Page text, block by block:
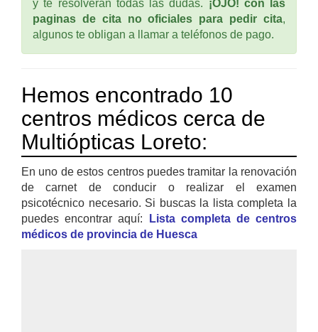
y te resolverán todas las dudas. ¡OJO! con las
paginas de cita no oficiales para pedir cita,
algunos te obligan a llamar a teléfonos de pago.
Hemos encontrado 10
centros médicos cerca de
Multiópticas Loreto:
En uno de estos centros puedes tramitar la renovación
de carnet de conducir o realizar el examen
psicotécnico necesario. Si buscas la lista completa la
puedes encontrar aquí:
Lista completa de centros
médicos de provincia de Huesca